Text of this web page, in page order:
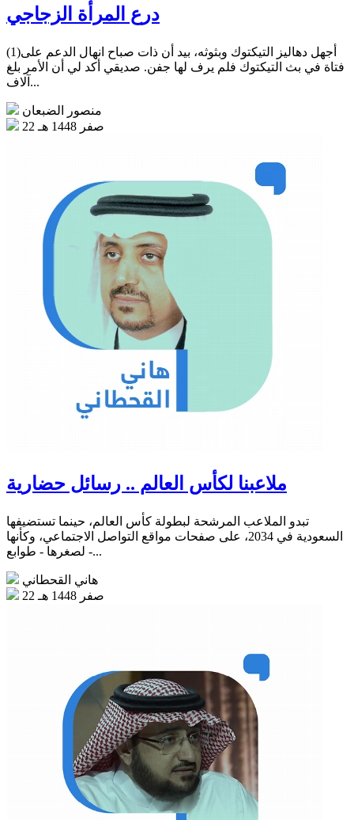
درع المرأة الزجاجي
(1)أجهل دهاليز التيكتوك وبثوثه، بيد أن ذات صباح انهال الدعم على
فتاة في بث التيكتوك فلم يرف لها جفن. صديقي أكد لي أن الأمر بلغ
آلاف...
منصور الضبعان
22 صفر 1448 هـ
ملاعبنا لكأس العالم .. رسائل حضارية
تبدو الملاعب المرشحة لبطولة كأس العالم، حينما تستضيفها
السعودية في 2034، على صفحات مواقع التواصل الاجتماعي، وكأنها
- لصغرها - طوابع...
هاني القحطاني
22 صفر 1448 هـ